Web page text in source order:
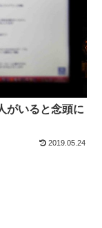
がいると念頭に
2019.05.24